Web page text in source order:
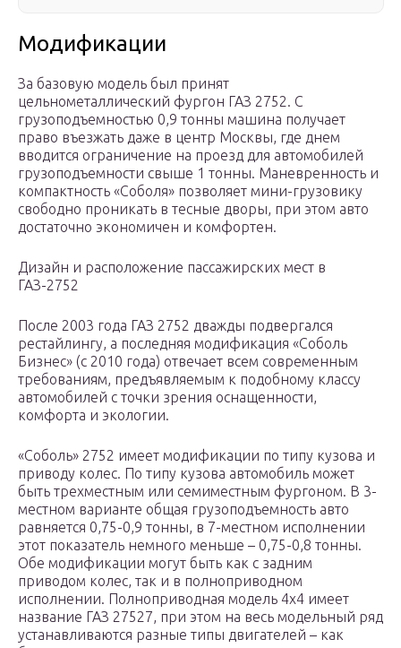
Модификации
За базовую модель был принят
цельнометаллический фургон ГАЗ 2752. С
грузоподъемностью 0,9 тонны машина получает
право въезжать даже в центр Москвы, где днем
вводится ограничение на проезд для автомобилей
грузоподъемности свыше 1 тонны. Маневренность и
компактность «Соболя» позволяет мини-грузовику
свободно проникать в тесные дворы, при этом авто
достаточно экономичен и комфортен.
Дизайн и расположение пассажирских мест в
ГАЗ-2752
После 2003 года ГАЗ 2752 дважды подвергался
рестайлингу, а последняя модификация «Соболь
Бизнес» (с 2010 года) отвечает всем современным
требованиям, предъявляемым к подобному классу
автомобилей с точки зрения оснащенности,
комфорта и экологии.
«Соболь» 2752 имеет модификации по типу кузова и
приводу колес. По типу кузова автомобиль может
быть трехместным или семиместным фургоном. В 3-
местном варианте общая грузоподъемность авто
равняется 0,75-0,9 тонны, в 7-местном исполнении
этот показатель немного меньше – 0,75-0,8 тонны.
Обе модификации могут быть как с задним
приводом колес, так и в полноприводном
исполнении. Полноприводная модель 4х4 имеет
название ГАЗ 27527, при этом на весь модельный ряд
устанавливаются разные типы двигателей – как